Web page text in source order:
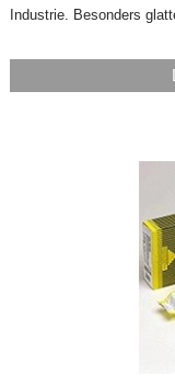
Industrie. Besonders